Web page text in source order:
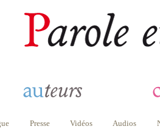
Presse Vidéos Audios